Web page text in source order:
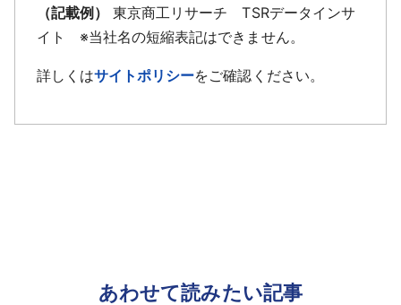
（記載例）
東京商工リサーチ TSRデータインサ
イト ※当社名の短縮表記はできません。
詳しくはサイトポリシーをご確認ください。
あわせて読みたい記事